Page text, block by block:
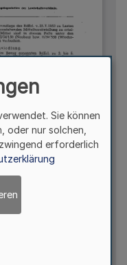
Sie können
oder nur solchen,
erforderlich